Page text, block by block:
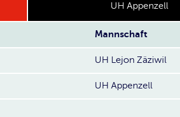
UH Appenzell
Mannschaft
UH Lejon Zäziwil
UH Appenzell